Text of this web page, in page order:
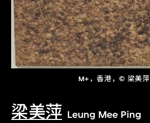
M+，香港，© 梁美萍
梁美萍 Leung Mee Ping
关于M+藏品
文化藏品。